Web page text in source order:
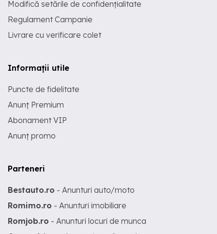
Modifică setările de confidențialitate
Regulament Campanie
Livrare cu verificare colet
Informații utile
Puncte de fidelitate
Anunț Premium
Abonament VIP
Anunț promo
Parteneri
Bestauto.ro - Anunturi auto/moto
Romimo.ro - Anunturi imobiliare
Romjob.ro - Anunturi locuri de munca